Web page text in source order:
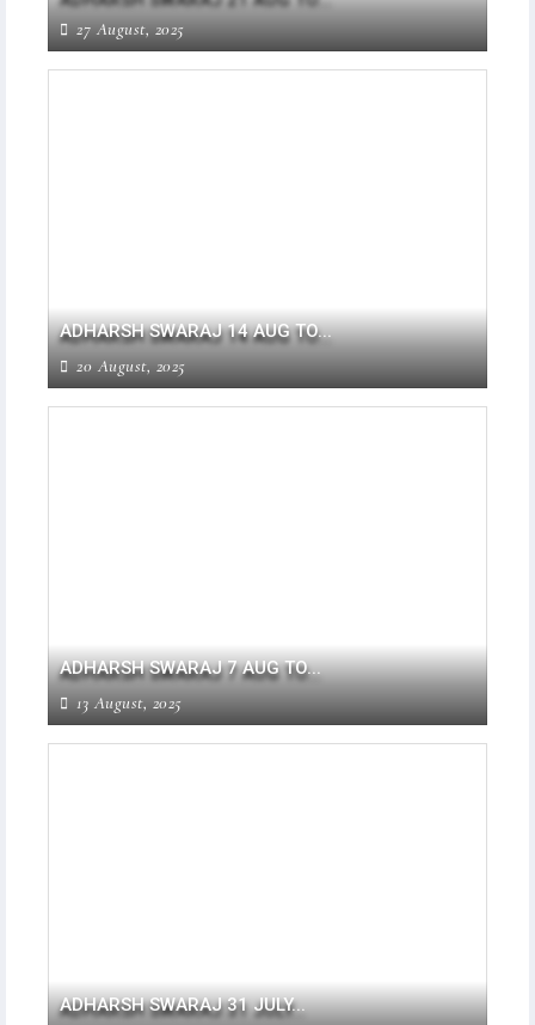
27 August, 2025
ADHARSH SWARAJ 14 AUG TO...
20 August, 2025
ADHARSH SWARAJ 7 AUG TO...
13 August, 2025
ADHARSH SWARAJ 31 JULY...